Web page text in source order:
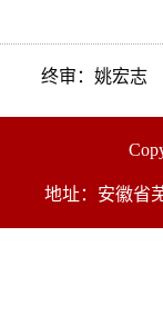
终审：姚宏志
地址：安徽省